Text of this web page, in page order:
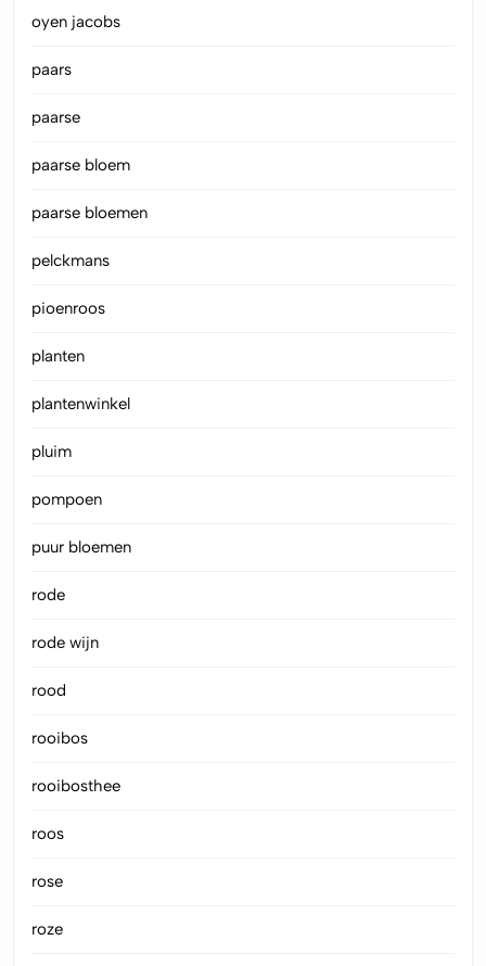
oyen jacobs
paars
paarse
paarse bloem
paarse bloemen
pelckmans
pioenroos
planten
plantenwinkel
pluim
pompoen
puur bloemen
rode
rode wijn
rood
rooibos
rooibosthee
roos
rose
roze